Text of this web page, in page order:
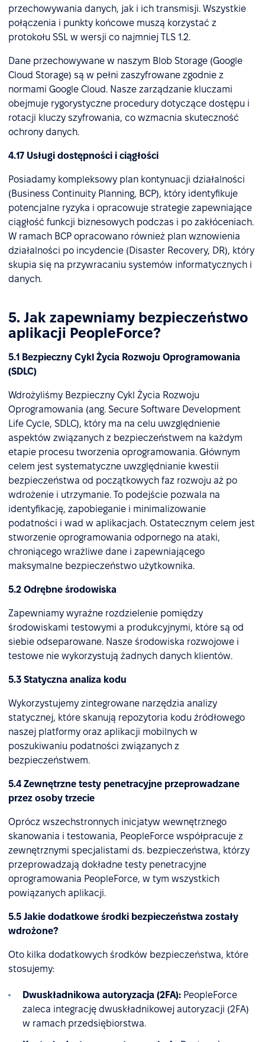
przechowywania danych, jak i ich transmisji. Wszystkie
połączenia i punkty końcowe muszą korzystać z
protokołu SSL w wersji co najmniej TLS 1.2.
Dane przechowywane w naszym Blob Storage (Google
Cloud Storage) są w pełni zaszyfrowane zgodnie z
normami Google Cloud. Nasze zarządzanie kluczami
obejmuje rygorystyczne procedury dotyczące dostępu i
rotacji kluczy szyfrowania, co wzmacnia skuteczność
ochrony danych.
4.17 Usługi dostępności i ciągłości
Posiadamy kompleksowy plan kontynuacji działalności
(Business Continuity Planning, BCP), który identyfikuje
potencjalne ryzyka i opracowuje strategie zapewniające
ciągłość funkcji biznesowych podczas i po zakłóceniach.
W ramach BCP opracowano również plan wznowienia
działalności po incydencie (Disaster Recovery, DR), który
skupia się na przywracaniu systemów informatycznych i
danych.
5. Jak zapewniamy bezpieczeństwo
aplikacji PeopleForce?
5.1 Bezpieczny Cykl Życia Rozwoju Oprogramowania
(SDLC)
Wdrożyliśmy Bezpieczny Cykl Życia Rozwoju
Oprogramowania (ang. Secure Software Development
Life Cycle, SDLC), który ma na celu uwzględnienie
aspektów związanych z bezpieczeństwem na każdym
etapie procesu tworzenia oprogramowania. Głównym
celem jest systematyczne uwzględnianie kwestii
bezpieczeństwa od początkowych faz rozwoju aż po
wdrożenie i utrzymanie. To podejście pozwala na
identyfikację, zapobieganie i minimalizowanie
podatności i wad w aplikacjach. Ostatecznym celem jest
stworzenie oprogramowania odpornego na ataki,
chroniącego wrażliwe dane i zapewniającego
maksymalne bezpieczeństwo użytkownika.
5.2 Odrębne środowiska
Zapewniamy wyraźne rozdzielenie pomiędzy
środowiskami testowymi a produkcyjnymi, które są od
siebie odseparowane. Nasze środowiska rozwojowe i
testowe nie wykorzystują żadnych danych klientów.
5.3 Statyczna analiza kodu
Wykorzystujemy zintegrowane narzędzia analizy
statycznej, które skanują repozytoria kodu źródłowego
naszej platformy oraz aplikacji mobilnych w
poszukiwaniu podatności związanych z
bezpieczeństwem.
5.4 Zewnętrzne testy penetracyjne przeprowadzane
przez osoby trzecie
Oprócz wszechstronnych inicjatyw wewnętrznego
skanowania i testowania, PeopleForce współpracuje z
zewnętrznymi specjalistami ds. bezpieczeństwa, którzy
przeprowadzają dokładne testy penetracyjne
oprogramowania PeopleForce, w tym wszystkich
powiązanych aplikacji.
5.5 Jakie dodatkowe środki bezpieczeństwa zostały
wdrożone?
Oto kilka dodatkowych środków bezpieczeństwa, które
stosujemy:
Dwuskładnikowa autoryzacja (2FA): PeopleForce
zaleca integrację dwuskładnikowej autoryzacji (2FA)
w ramach przedsiębiorstwa.